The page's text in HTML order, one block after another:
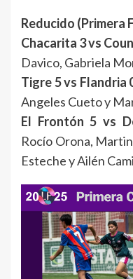
Reducido (Primera
Chacarita 3 vs
Davico, Gabriela
Tigre 5 vs Flandria
Angeles Cueto y
El Frontón 5 vs
Rocío Orona,
Esteche y Ailén